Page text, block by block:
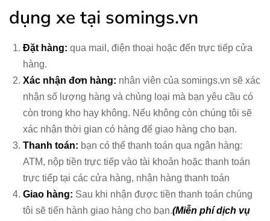
dụng xe tại somings.vn
Đặt hàng: qua mail, điện thoại hoặc đến trực tiếp cửa
hàng.
Xác nhận đơn hàng: nhân viên của somings.vn sẽ xác
nhận số lượng hàng và chủng loại mà bạn yêu cầu có
còn trong kho hay không. Nếu không còn chúng tôi sẽ
xác nhận thời gian có hàng để giao hàng cho bạn.
Thanh toán: bạn có thể thanh toán qua ngân hàng:
ATM, nộp tiền trực tiếp vào tài khoản hoặc thanh toán
trực tiếp tại các cửa hàng, nhận hàng thanh toán
Giao hàng: Sau khi nhận được tiền thanh toán chúng
tôi sẽ tiến hành giao hàng cho bạn.(Miễn phí dịch vụ